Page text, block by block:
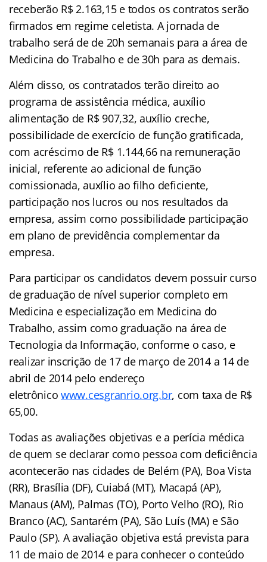
receberão R$ 2.163,15 e todos os contratos serão
firmados em regime celetista. A jornada de
trabalho será de de 20h semanais para a área de
Medicina do Trabalho e de 30h para as demais.
Além disso, os contratados terão direito ao
programa de assistência médica, auxílio
alimentação de R$ 907,32, auxílio creche,
possibilidade de exercício de função gratificada,
com acréscimo de R$ 1.144,66 na remuneração
inicial, referente ao adicional de função
comissionada, auxílio ao filho deficiente,
participação nos lucros ou nos resultados da
empresa, assim como possibilidade participação
em plano de previdência complementar da
empresa.
Para participar os candidatos devem possuir curso
de graduação de nível superior completo em
Medicina e especialização em Medicina do
Trabalho, assim como graduação na área de
Tecnologia da Informação, conforme o caso, e
realizar inscrição de 17 de março de 2014 a 14 de
abril de 2014 pelo endereço
eletrônicowww.cesgranrio.org.br, com taxa de R$
65,00.
Todas as avaliações objetivas e a perícia médica
de quem se declarar como pessoa com deficiência
acontecerão nas cidades de Belém (PA), Boa Vista
(RR), Brasília (DF), Cuiabá (MT), Macapá (AP),
Manaus (AM), Palmas (TO), Porto Velho (RO), Rio
Branco (AC), Santarém (PA), São Luís (MA) e São
Paulo (SP). A avaliação objetiva está prevista para
11 de maio de 2014 e para conhecer o conteúdo